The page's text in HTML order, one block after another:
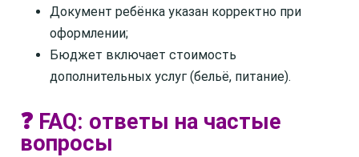
Документ ребёнка указан корректно при
оформлении;
Бюджет включает стоимость
дополнительных услуг (бельё, питание).
❓ FAQ: ответы на частые
вопросы